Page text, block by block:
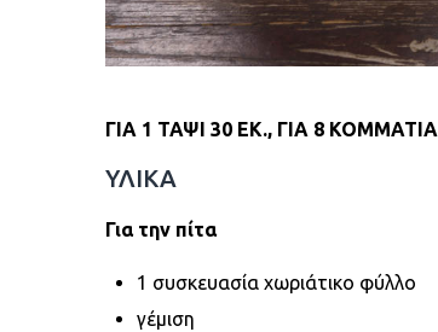
ΓΙΑ 1 ΤΑΨΙ 30 ΕΚ., ΓΙΑ 8 ΚΟΜΜΑΤΙΑ
ΥΛΙΚΑ
Για την πίτα
1 συσκευασία χωριάτικο φύλλο
γέμιση